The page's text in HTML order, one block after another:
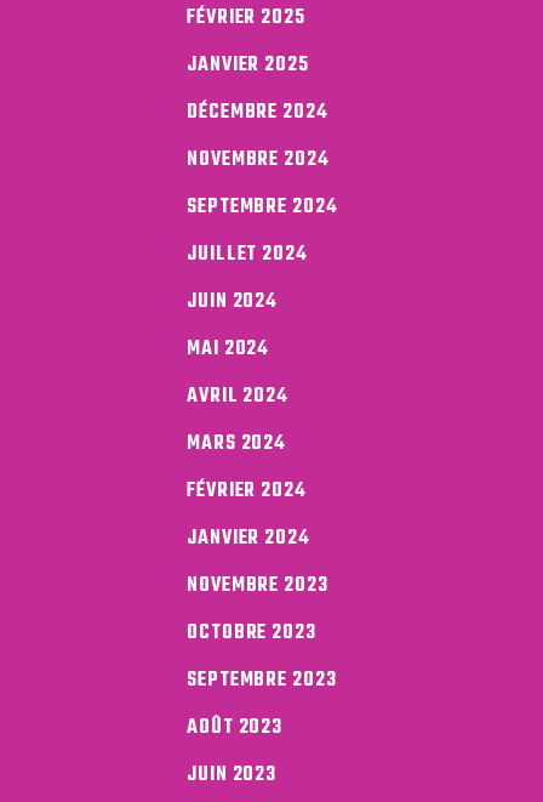
FÉVRIER 2025
JANVIER 2025
DÉCEMBRE 2024
NOVEMBRE 2024
SEPTEMBRE 2024
JUILLET 2024
JUIN 2024
MAI 2024
AVRIL 2024
MARS 2024
FÉVRIER 2024
JANVIER 2024
NOVEMBRE 2023
OCTOBRE 2023
SEPTEMBRE 2023
AOÛT 2023
JUIN 2023